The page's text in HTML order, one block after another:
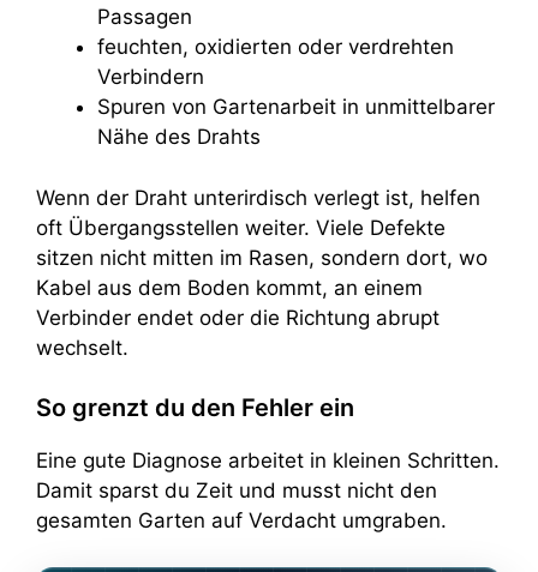
Passagen
feuchten, oxidierten oder verdrehten
Verbindern
Spuren von Gartenarbeit in unmittelbarer
Nähe des Drahts
Wenn der Draht unterirdisch verlegt ist, helfen
oft Übergangsstellen weiter. Viele Defekte
sitzen nicht mitten im Rasen, sondern dort, wo
Kabel aus dem Boden kommt, an einem
Verbinder endet oder die Richtung abrupt
wechselt.
So grenzt du den Fehler ein
Eine gute Diagnose arbeitet in kleinen Schritten.
Damit sparst du Zeit und musst nicht den
gesamten Garten auf Verdacht umgraben.